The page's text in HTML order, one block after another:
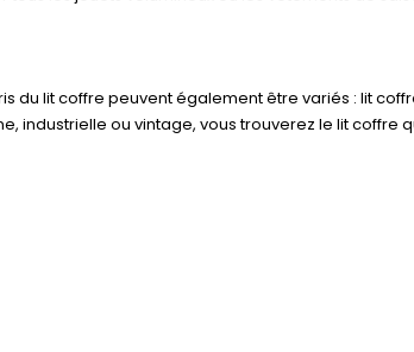
du lit coffre peuvent également être variés : lit
industrielle ou vintage, vous trouverez le lit coffre